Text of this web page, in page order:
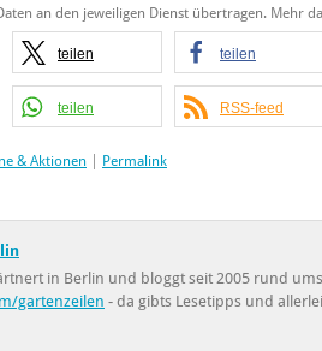
an den jeweiligen Dienst übertragen. Mehr
teilen teilen
teilen RSS-feed
& Aktionen Permalink
in Berlin und bloggt seit 2005 rund
gartenzeilen - da gibts Lesetipps und